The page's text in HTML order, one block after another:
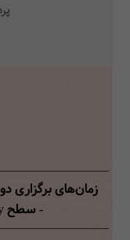
زمان‌های برگزاری
- سطح Elementary